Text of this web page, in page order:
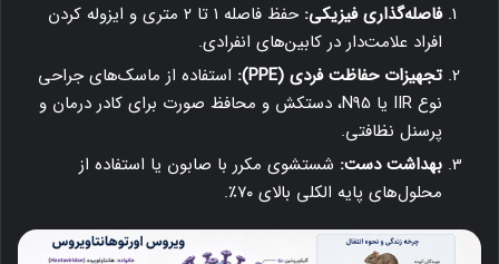
فاصله‌گذاری فیزیکی:
حفظ فاصله ۱ تا ۲ متری و ایزوله کردن
افراد علامت‌دار در کابین‌های انفرادی.
تجهیزات حفاظت فردی (PPE):
استفاده از ماسک‌های جراحی
نوع IIR یا N95، دستکش و محافظ صورت برای کادر درمان و
پرسنل نظافتی.
بهداشت دست: شستشوی مکرر با صابون یا استفاده از
محلول‌های پایه الکلی بالای ۷۰٪.